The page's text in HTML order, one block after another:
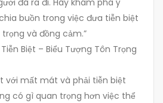
đã ra đi. Hãy khám phá ý
buồn trong việc đưa tiễn biệt
và đồng cảm.”
Biệt – Biểu Tượng Tôn Trọng
với mất mát và phải tiễn biệt
có gì quan trọng hơn việc thể